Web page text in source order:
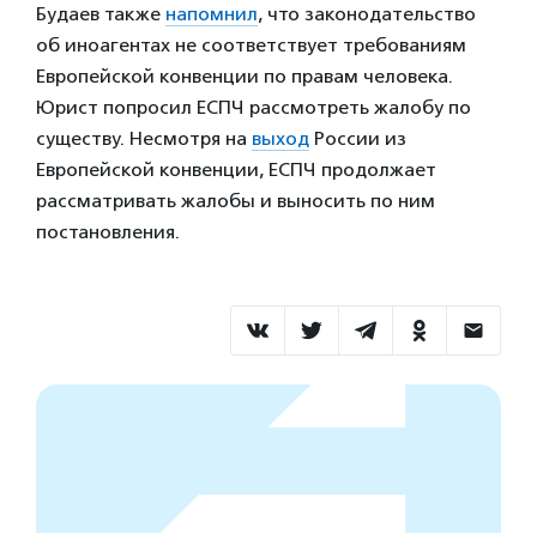
Будаев также напомнил, что законодательство
об иноагентах не соответствует требованиям
Европейской конвенции по правам человека.
Юрист попросил ЕСПЧ рассмотреть жалобу по
существу. Несмотря на выход России из
Европейской конвенции, ЕСПЧ продолжает
рассматривать жалобы и выносить по ним
постановления.